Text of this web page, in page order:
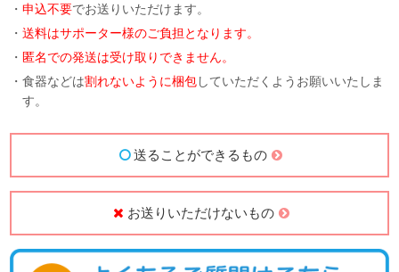
・申込不要でお送りいただけます。
・送料はサポーター様のご負担となります。
・ 匿名での発送は受け取りできません。
・食器などは割れないように梱包していただくようお願いいたしま
す。
送ることができるもの
お送りいただけないもの